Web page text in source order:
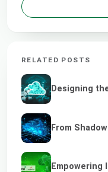
RELATED POSTS
Designing
From
Empowering